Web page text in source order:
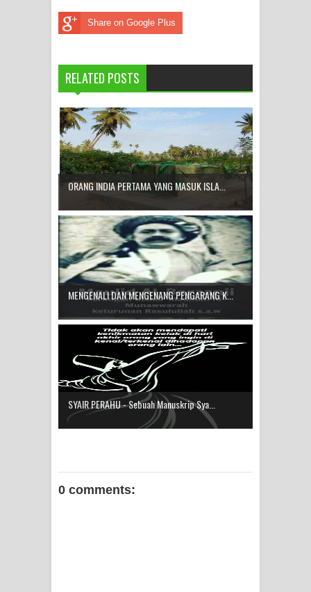
Share on Google Plus
RELATED POSTS
ORANG INDIA PERTAMA YANG MASUK ISLA...
MENGENALI DAN MENGENANG PENGARANG K...
SYAIR PERAHU - Sebuah Manuskrip Sya...
0 comments: